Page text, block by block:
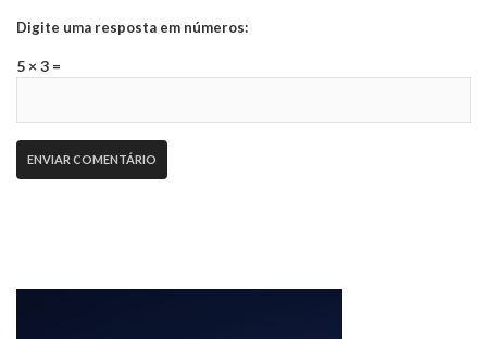
Digite uma resposta em números:
5 × 3 =